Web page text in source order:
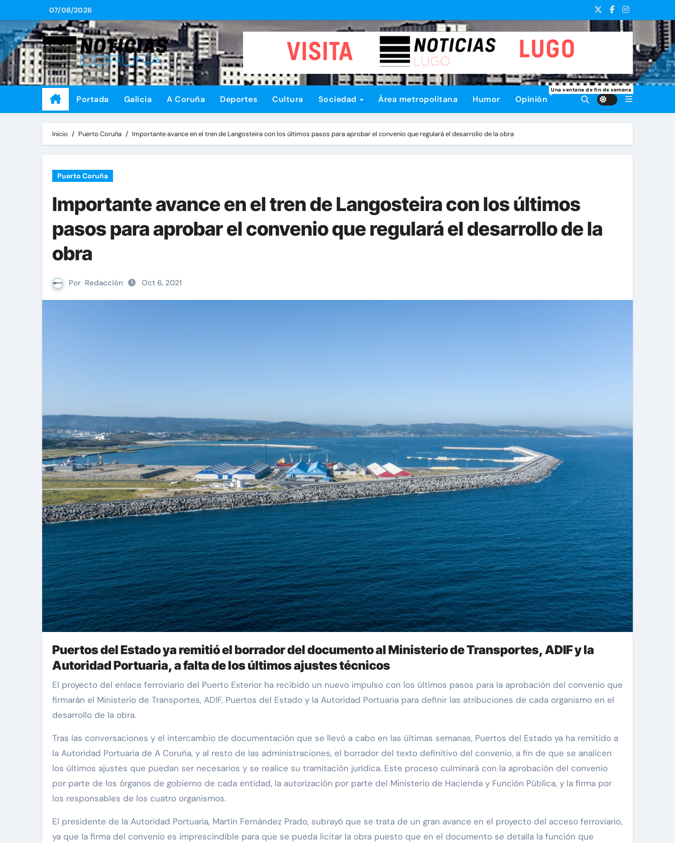
al
contenido
07/08/2026
Portada Galicia A Coruña Deportes Cultura Sociedad Área metropolitana Humor Opinión
Una ventana de fin de semana
Inicio Puerto Coruña Importante avance en el tren de Langosteira con los últimos pasos para aprobar el convenio que regulará el desarrollo de la obra
Puerto Coruña
Importante avance en el tren de Langosteira con los últimos
pasos para aprobar el convenio que regulará el desarrollo de la
obra
Por Redacción Oct 6, 2021
Puertos del Estado ya remitió el borrador del documento al Ministerio de Transportes, ADIF y la
Autoridad Portuaria, a falta de los últimos ajustes técnicos
El proyecto del enlace ferroviario del Puerto Exterior ha recibido un nuevo impulso con los últimos pasos para la aprobación del convenio que
firmarán el Ministerio de Transportes, ADIF, Puertos del Estado y la Autoridad Portuaria para definir las atribuciones de cada organismo en el
desarrollo de la obra.
Tras las conversaciones y el intercambio de documentación que se llevó a cabo en las últimas semanas, Puertos del Estado ya ha remitido a
la Autoridad Portuaria de A Coruña, y al resto de las administraciones, el borrador del texto definitivo del convenio, a fin de que se analicen
los últimos ajustes que puedan ser necesarios y se realice su tramitación jurídica. Este proceso culminará con la aprobación del convenio
por parte de los órganos de gobierno de cada entidad, la autorización por parte del Ministerio de Hacienda y Función Pública, y la firma por
los responsables de los cuatro organismos.
El presidente de la Autoridad Portuaria, Martín Fernández Prado, subrayó que se trata de un gran avance en el proyecto del acceso ferroviario,
ya que la firma del convenio es imprescindible para que se pueda licitar la obra puesto que en el documento se detalla la función que